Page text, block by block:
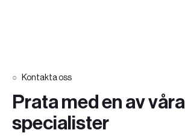
Kontakta oss
Prata med en av våra
specialister